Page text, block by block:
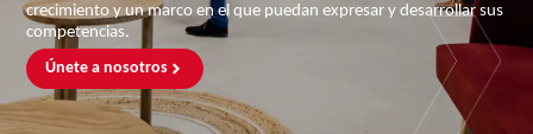
crecimiento y un marco en el que puedan expresar y desarrollar sus
competencias.
Únete a nosotros